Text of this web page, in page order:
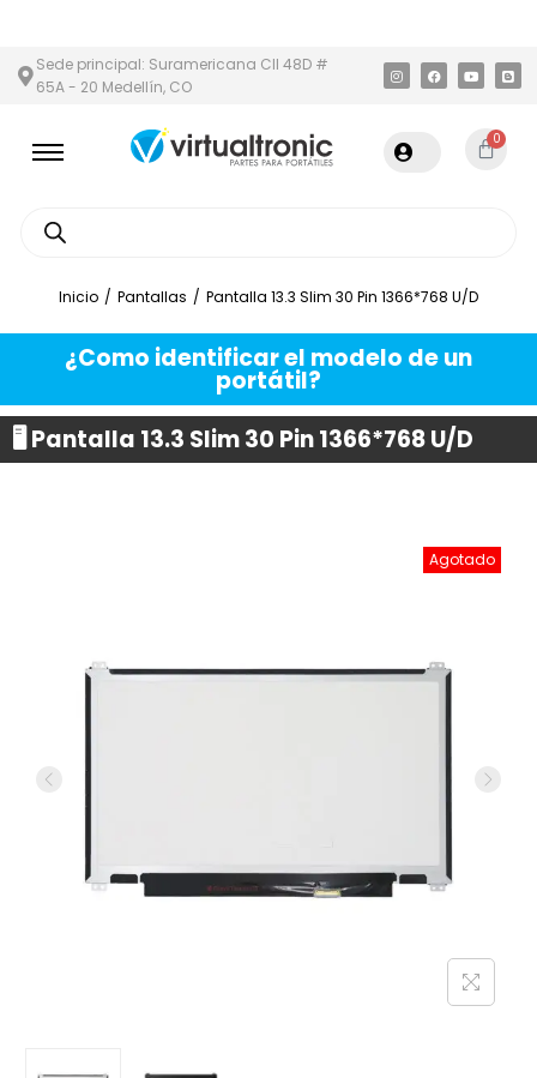
Sede principal: Suramericana Cll 48D #
65A - 20 Medellín, CO
0
Inicio / Pantallas / Pantalla 13.3 Slim 30 Pin 1366*768 U/D
¿Como identificar el modelo de un
portátil?
🖥️ Pantalla 13.3 Slim 30 Pin 1366*768 U/D
Agotado